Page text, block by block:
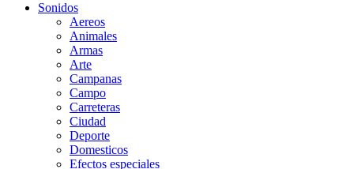
Sonidos
Aereos
Animales
Armas
Arte
Campanas
Campo
Carreteras
Ciudad
Deporte
Domesticos
Efectos especiales